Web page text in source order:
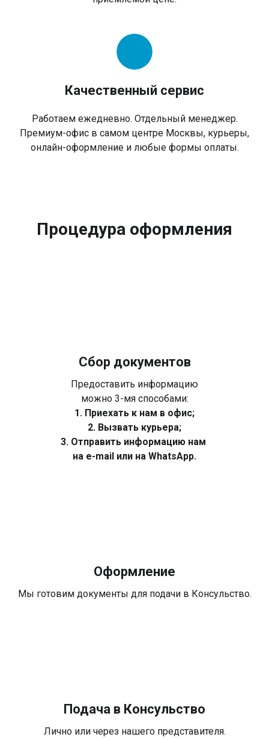
Качественный сервис
Работаем ежедневно. Отдельный менеджер.
Премиум-офис в самом центре Москвы, курьеры,
онлайн-оформление и любые формы оплаты.
Процедура оформления
Сбор документов
Предоставить информацию
можно 3-мя способами:
1. Приехать к нам в офис;
2. Вызвать курьера;
3. Отправить информацию нам
на e-mail или на WhatsApp.
Оформление
Мы готовим документы для подачи в Консульство.
Подача в Консульство
Лично или через нашего представителя.